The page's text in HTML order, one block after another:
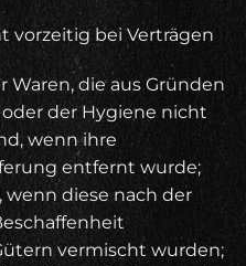
vorzeitig bei Verträgen
Waren, die aus Gründen
der Hygiene nicht
wenn ihre
entfernt wurde;
wenn diese nach der
vermischt wurden;